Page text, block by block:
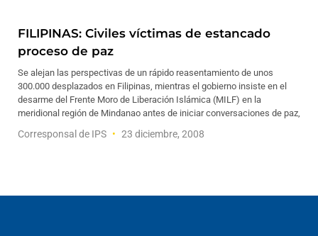
FILIPINAS: Civiles víctimas de estancado
proceso de paz
Se alejan las perspectivas de un rápido reasentamiento de unos
300.000 desplazados en Filipinas, mientras el gobierno insiste en el
desarme del Frente Moro de Liberación Islámica (MILF) en la
meridional región de Mindanao antes de iniciar conversaciones de paz,
Corresponsal de IPS 23 diciembre, 2008